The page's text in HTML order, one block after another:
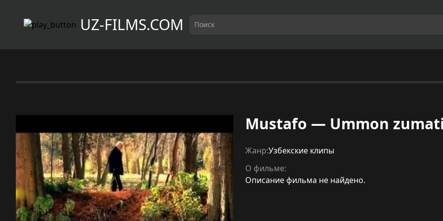
UZ-FILMS.COM
Mustafo — Ummon zumati
Жанр:Узбекские клипы
О фильме:
Описание фильма не найдено.